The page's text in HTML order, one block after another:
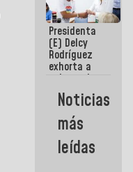
Viceministerio
de Energía
Eléctrica y
CORPOELEC
Presidenta
(E) Delcy
Rodríguez
exhorta a
gobernadores
y alcaldes a
edificar
casas para
abuelos
Noticias
más
leídas